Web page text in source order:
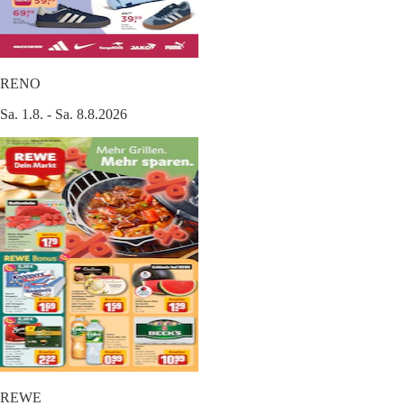
RENO
Sa. 1.8. - Sa. 8.8.2026
REWE